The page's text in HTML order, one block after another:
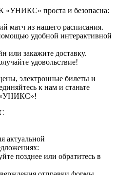
«УНИКС» проста и безопасна:
матч из нашего расписания.
удобной интерактивной
или закажите доставку.
удовольствие!
электронные билеты и
к нам и станьте
«УНИКС»!
актуальной
позднее или обратитесь в